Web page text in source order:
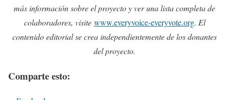
más información sobre el proyecto y ver una lista completa de
colaboradores, visite www.everyvoice-everyvote.org. El
contenido editorial se crea independientemente de los donantes
del proyecto.
Comparte esto: